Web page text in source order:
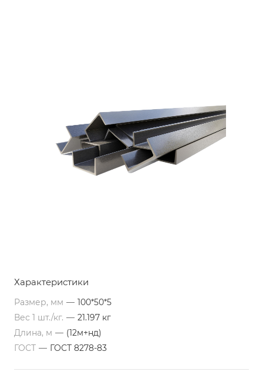
Характеристики
Размер, мм — 100*50*5
Вес 1 шт./кг. — 21.197 кг
Длина, м — (12м+нд)
ГОСТ — ГОСТ 8278-83